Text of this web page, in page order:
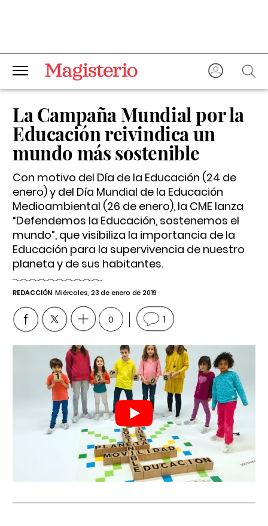
La Campaña Mundial por la
Educación reivindica un
mundo más sostenible
Con motivo del Día de la Educación (24 de
enero) y del Día Mundial de la Educación
Medioambiental (26 de enero), la CME lanza
“Defendemos la Educación, sostenemos el
mundo”, que visibiliza la importancia de la
Educación para la supervivencia de nuestro
planeta y de sus habitantes.
REDACCIÓN Miércoles, 23 de enero de 2019
0 1